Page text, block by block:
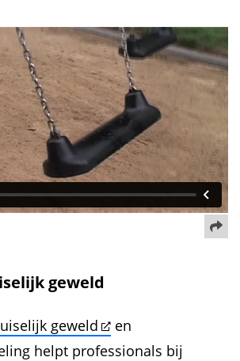
geweld
geweld
en
helpt professionals bij